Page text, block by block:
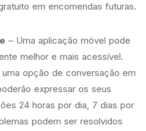
em encomendas futuras.
– Uma aplicação móvel pode
melhor e mais acessível.
opção de conversação em
expressar os seus
24 horas por dia, 7 dias por
podem ser resolvidos